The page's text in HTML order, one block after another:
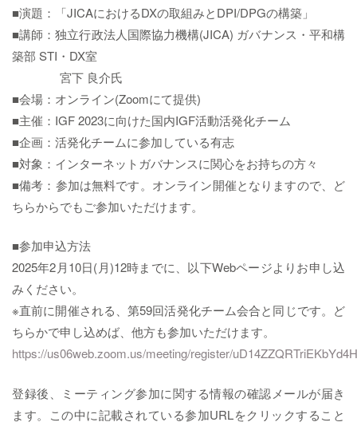
■演題：「JICAにおけるDXの取組みとDPI/DPGの構築」
■講師：独立行政法人国際協力機構(JICA) ガバナンス・平和構
築部 STI・DX室
宮下 良介氏
■会場：オンライン(Zoomにて提供)
■主催：IGF 2023に向けた国内IGF活動活発化チーム
■企画：活発化チームに参加している有志
■対象：インターネットガバナンスに関心をお持ちの方々
■備考：参加は無料です。オンライン開催となりますので、ど
ちらからでもご参加いただけます。
■参加申込方法
2025年2月10日(月)12時までに、以下Webページよりお申し込
みください。
※直前に開催される、第59回活発化チーム会合と同じです。ど
ちらかで申し込めば、他方も参加いただけます。
https://us06web.zoom.us/meeting/register/
登録後、ミーティング参加に関する情報の確認メールが届き
ます。この中に記載されている参加URLをクリックすること